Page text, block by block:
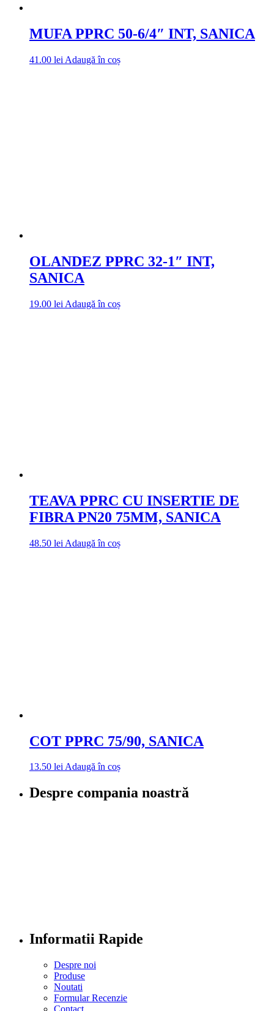
MUFA PPRC 50-6/4″ INT, SANICA
41.00 lei Adaugă în coș
OLANDEZ PPRC 32-1″ INT,
SANICA
19.00 lei Adaugă în coș
TEAVA PPRC CU INSERTIE DE
FIBRA PN20 75MM, SANICA
48.50 lei Adaugă în coș
COT PPRC 75/90, SANICA
13.50 leiAdaugă în coș
Despre compania noastră
Informatii Rapide
Despre noi
Produse
Noutati
Formular Recenzie
Contact